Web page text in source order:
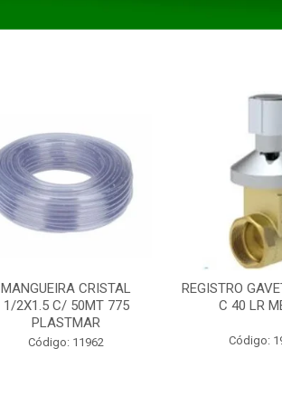
MANGUEIRA CRISTAL
1/2X1.5 C/ 50MT 775
PLASTMAR
Código: 11962
REGISTRO
C 40 LR
Código: